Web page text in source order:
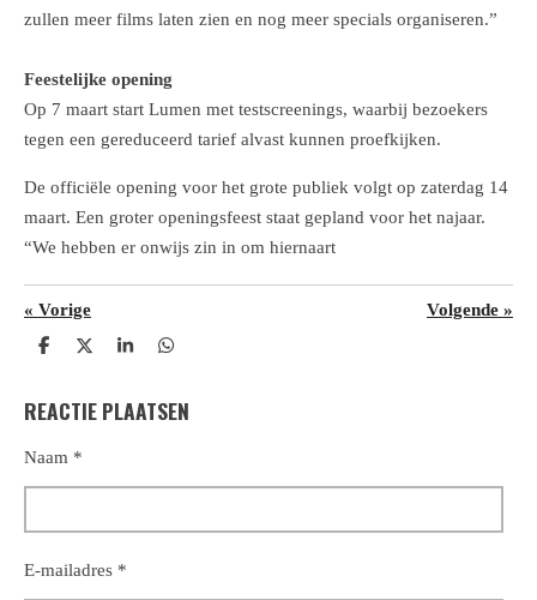
zullen meer films laten zien en nog meer specials organiseren.”
Feestelijke opening
Op 7 maart start Lumen met testscreenings, waarbij bezoekers
tegen een gereduceerd tarief alvast kunnen proefkijken.
De officiële opening voor het grote publiek volgt op zaterdag 14
maart. Een groter openingsfeest staat gepland voor het najaar.
“We hebben er onwijs zin in om hiernaart
« Vorige Volgende »
D
e
n
D
l
S
r
e
D
e
n
REACTIE PLAATSEN
Naam *
E-mailadres *